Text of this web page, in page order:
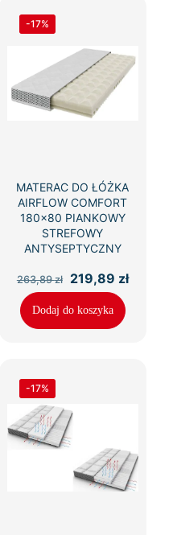
zł.
-17%
MATERAC DO ŁÓŻKA
AIRFLOW COMFORT
180×80 PIANKOWY
STREFOWY
ANTYSEPTYCZNY
263,89zł
Pierwotna
cena
wynosiła:
263,89 zł.
219,89 zł
Dodaj do koszyka
-17%